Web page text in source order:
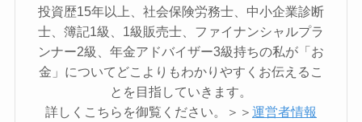
投資歴15年以上、社会保険労務士、中小企業診断
士、簿記1級、1級販売士、ファイナンシャルプラ
ンナー2級、年金アドバイザー3級持ちの私が「お
金」についてどこよりもわかりやすくお伝えるこ
とを目指していきます。
詳しくこちらを御覧ください。＞＞ 運営者情報